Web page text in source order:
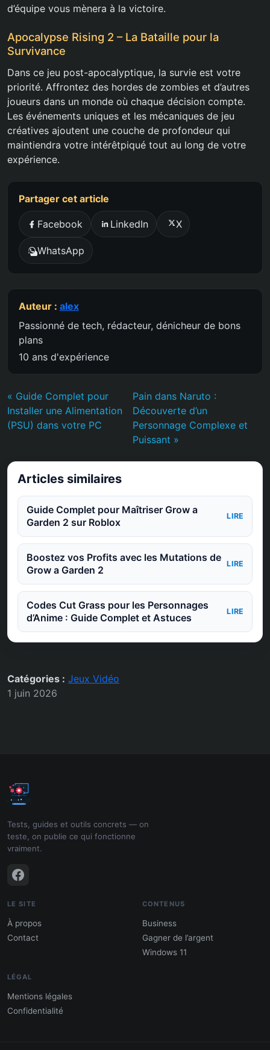
d’équipe vous mènera à la victoire.
Apocalypse Rising 2 – La Bataille pour la
Survivance
Dans ce jeu post-apocalyptique, la survie est votre
priorité. Affrontez des hordes de zombies et d’autres
joueurs dans un monde où chaque décision compte.
Les événements uniques et les mécaniques de jeu
créatives ajoutent une couche de profondeur qui
maintiendra votre intérêtpiqué tout au long de votre
expérience.
Partager cet article
Facebook LinkedIn X
WhatsApp
Auteur : alex
Passionné de tech, rédacteur, dénicheur de bons
plans
10 ans d'expérience
« Guide Complet pour
Installer une Alimentation
(PSU) dans votre PC
Pain dans Naruto :
Découverte d’un
Personnage Complexe et
Puissant »
Articles similaires
Guide Complet pour Maîtriser Grow a
Garden 2 sur Roblox
LIRE
Boostez vos Profits avec les Mutations de
Grow a Garden 2
LIRE
Codes Cut Grass pour les Personnages
d’Anime : Guide Complet et Astuces
LIRE
Catégories : Jeux Vidéo
1 juin 2026
Tests, guides et outils concrets — on
teste, on publie ce qui fonctionne
vraiment.
LE SITE
À propos
Contact
CONTENUS
Business
Gagner de l’argent
Windows 11
LÉGAL
Mentions légales
Confidentialité